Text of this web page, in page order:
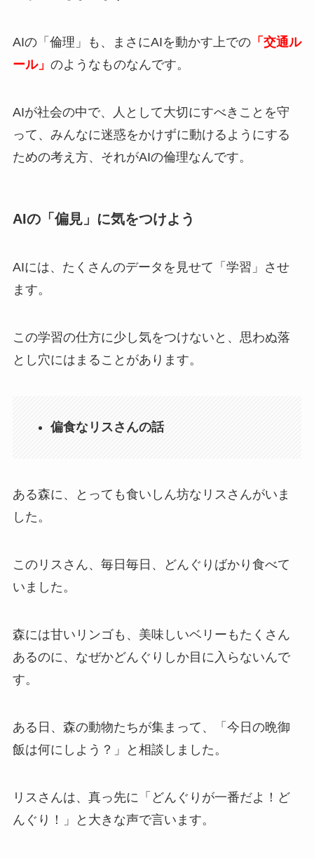
AIの「倫理」も、まさにAIを動かす上での「交通ル
ール」 のようなものなんです。
AIが社会の中で、人として大切にすべきことを守
って、みんなに迷惑をかけずに動けるようにする
ための考え方、それがAIの倫理なんです。
AIの「偏見」に気をつけよう
AIには、たくさんのデータを見せて「学習」させ
ます。
この学習の仕方に少し気をつけないと、思わぬ落
とし穴にはまることがあります。
偏食なリスさんの話
ある森に、とっても食いしん坊なリスさんがいま
した。
このリスさん、毎日毎日、どんぐりばかり食べて
いました。
森には甘いリンゴも、美味しいベリーもたくさん
あるのに、なぜかどんぐりしか目に入らないんで
す。
ある日、森の動物たちが集まって、「今日の晩御
飯は何にしよう？」と相談しました。
リスさんは、真っ先に「どんぐりが一番だよ！ど
んぐり！」と大きな声で言います。